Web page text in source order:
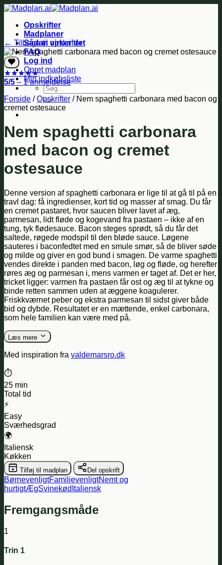
Fortsæt
indholdOpskrifter
Madplaner
Sådan virker det
FAQ
Log ind
Opret madplan
Min indkøbsliste
Søg
efter:
← Tilbage til opskrifter
★★★★★
5/5 – 1 anmeldelse
Forside /Opskrifter / Nem spaghetti carbonara med bacon og
cremet ostesauce
Nem spaghetti carbonara
med bacon og cremet
ostesauce
Denne version af spaghetti carbonara er lige til at gå til på en
travl dag: få ingredienser, kort tid og masser af smag. Du får
en cremet pastaret, hvor saucen bliver lavet af æg,
parmesan, lidt fløde og kogevand fra pastaen – ikke af en
tung, tyk flødesauce. Bacon steges sprødt, så du får det
saltede, røgede modspil til den bløde sauce. Løgene
sauteres i baconfedtet med en smule smør, så de bliver søde
og milde og giver en god bund i smagen. De varme spaghetti
vendes direkte i panden med bacon, løg og fløde, og herefter
røres æg og parmesan i, mens varmen er taget af. Det er her,
tricket ligger: varmen fra pastaen får ost og æg til at tykne og
binde retten sammen uden at æggene koagulerer.
Friskkværnet peber og ekstra parmesan til sidst giver både
bid og dybde. Resultatet er en mættende, enkel carbonara,
som hele familien kan være med på.
Læs mere
Med inspiration fra valdemarsro.dk
⏱️
25 min
Total tid
⚡
Easy
Sværhedsgrad
🌍
Italiensk
Køkken
Tilføj til madplan Del opskrift
BørnevenligtFamilievenligtNemt og
hurtigtÆgSvinekød Italiensk
Fremgangsmåde
1
Trin 1